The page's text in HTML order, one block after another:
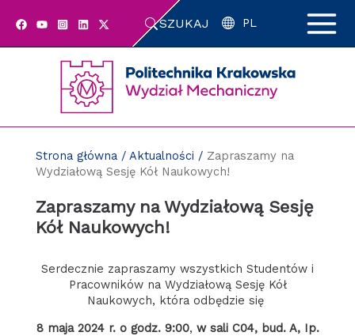
SZUKAJ PL
Strona główna/ Aktualności / Zapraszamy na
Wydziałową Sesję Kół Naukowych!
Zapraszamy na Wydziałową Sesję
Kół Naukowych!
Serdecznie zapraszamy wszystkich Studentów i
Pracowników na Wydziałową Sesję Kół
Naukowych, która odbędzie się
8 maja 2024 r. o godz. 9:00, w sali C04, bud. A, Ip.